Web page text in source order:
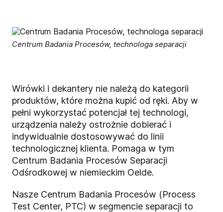
Centrum Badania Procesów, technologa separacji
Wirówki i dekantery nie należą do kategorii
produktów, które można kupić od ręki. Aby w
pełni wykorzystać potencjał tej technologi,
urządzenia należy ostrożnie dobierać i
indywidualnie dostosowywać do linii
technologicznej klienta. Pomaga w tym
Centrum Badania Procesów Separacji
Odśrodkowej w niemieckim Oelde.
Nasze Centrum Badania Procesów (Process
Test Center, PTC) w segmencie separacji to